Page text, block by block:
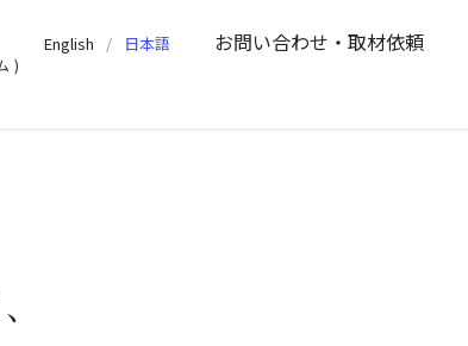
English 日本語 お問い合わせ ・取材依頼